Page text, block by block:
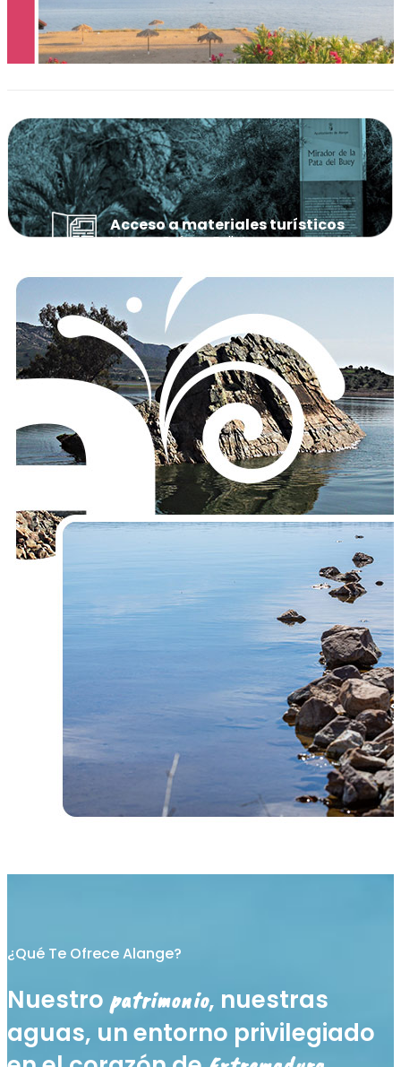
Acceso a materiales turísticos
Mapas, Guías y Folletos
¿Qué Te Ofrece Alange?
Nuestro patrimonio, nuestras
aguas, un entorno privilegiado